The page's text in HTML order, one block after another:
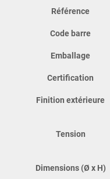
Référence
Code barre
Emballage
Certification
Finition extérieure
Tension
Dimensions (Ø x H)